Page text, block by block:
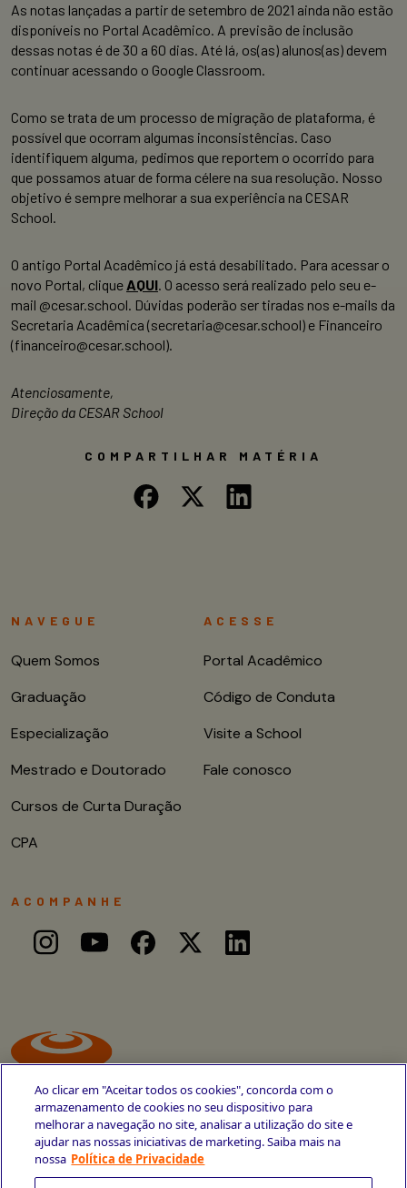
As notas lançadas a partir de setembro de 2021 ainda não estão
disponíveis no Portal Acadêmico. A previsão de inclusão
dessas notas é de 30 a 60 dias. Até lá, os(as) alunos(as) devem
continuar acessando o Google Classroom.
Como se trata de um processo de migração de plataforma, é
possível que ocorram algumas inconsistências. Caso
identifiquem alguma, pedimos que reportem o ocorrido para
que possamos atuar de forma célere na sua resolução. Nosso
objetivo é sempre melhorar a sua experiência na CESAR
School.
O antigo Portal Acadêmico já está desabilitado. Para acessar o
novo Portal, clique AQUI. O acesso será realizado pelo seu e-
mail @cesar.school. Dúvidas poderão ser tiradas nos e-mails da
Secretaria Acadêmica (secretaria@cesar.school) e Financeiro
(financeiro@cesar.school).
Atenciosamente,
Direção da CESAR School
COMPARTILHAR MATÉRIA
Avenida Cais do Apolo, 77
NAVEGUE
Quem Somos
Graduação
Especialização
Mestrado e Doutorado
Cursos de Curta Duração
CPA
ACESSE
Portal Acadêmico
Código de Conduta
Visite a School
Fale conosco
ACOMPANHE
Ao clicar em "Aceitar todos os cookies", concorda com o
armazenamento de cookies no seu dispositivo para
melhorar a navegação no site, analisar a utilização do site e
ajudar nas nossas iniciativas de marketing. Saiba mais na
nossa Política de Privacidade